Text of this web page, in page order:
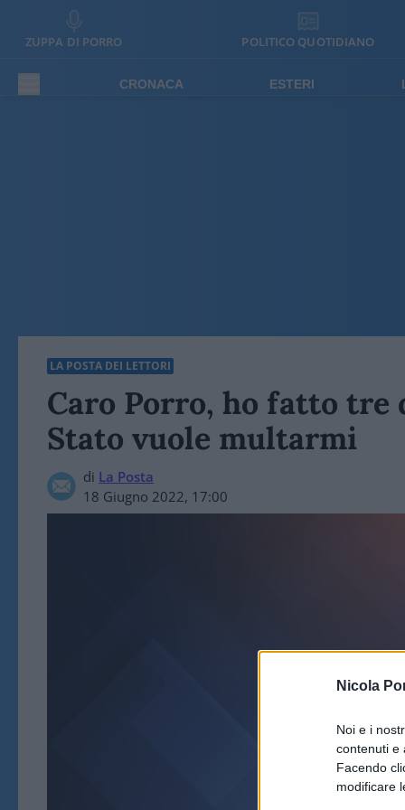
Nicola
Noi e i
contenuti e
Facendo
modificare
ZUPPA DI PORRO POLITICO QUOTIDIANO
CRONACA ESTERI
LA POSTA DEI LETTORI
Caro Porro, ho fatto tre
Stato vuole multarmi
di La Posta
18 Giugno 2022, 17:00
LA